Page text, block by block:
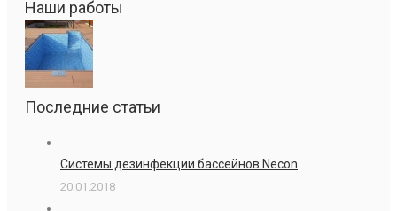
Наши работы
Последние статьи
Системы дезинфекции бассейнов Necon
20.01.2018